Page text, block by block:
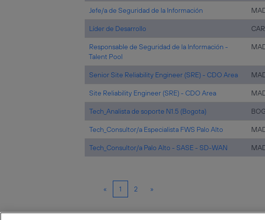
Jefe/a de Seguridad de la Información
Líder de Desarrollo
Responsable de Seguridad de la Información -
Talent Pool
Senior Site Reliability Engineer (SRE) - CDO Area
Site Reliability Engineer (SRE) - CDO Area
Tech_Analista de soporte N1.5 (Bogota)
Tech_Consultor/a Especialista FWS Palo Alto
Tech_Consultor/a Palo Alto - SASE - SD-WAN
« 1 2 »